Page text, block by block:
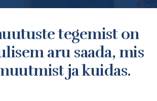
tegemist on
aru saada, mis
ja kuidas.